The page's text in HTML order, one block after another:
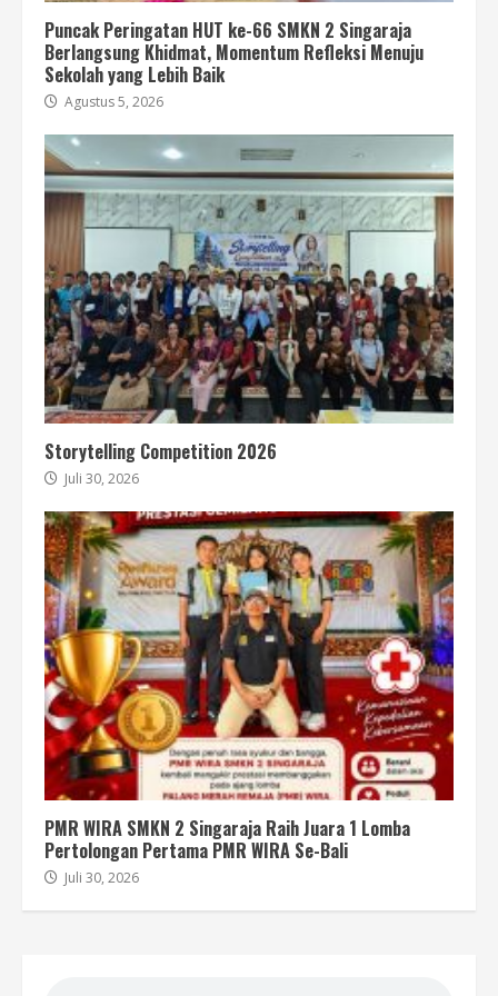
Puncak Peringatan HUT ke-66 SMKN 2 Singaraja
Berlangsung Khidmat, Momentum Refleksi Menuju
Sekolah yang Lebih Baik
Agustus 5, 2026
Storytelling Competition 2026
Juli 30, 2026
PMR WIRA SMKN 2 Singaraja Raih Juara 1 Lomba
Pertolongan Pertama PMR WIRA Se-Bali
Juli 30, 2026